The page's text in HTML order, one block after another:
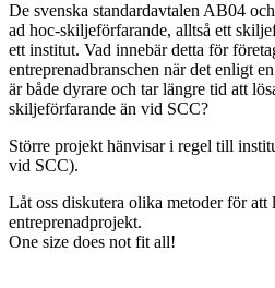
De svenska standardavtalen AB04
ad hoc-skiljeförfarande, alltså ett
ett institut. Vad innebär detta för
entreprenadbranschen när det enligt
är både dyrare och tar längre tid att
skiljeförfarande än vid SCC?
Större projekt hänvisar i regel till
vid SCC).
Låt oss diskutera olika metoder för
entreprenadprojekt.
One size does not fit all!